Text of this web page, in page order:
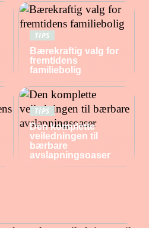
TIPS
Bærekraftig valg for
fremtidens
familiebolig
TIPS
Den komplette
veiledningen til
bærbare
avslapningsoaser